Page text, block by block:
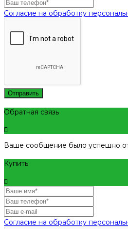
Согласие на обработку
Отправить
Обратная связь
Ваше сообщение было успешно
Купить
Согласие на обработку